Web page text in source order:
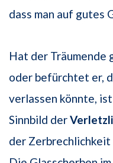
dass man auf gutes
Hat der Träumende
oder befürchtet er,
verlassen könnte,
Sinnbild der
der Zerbrechlichkeit